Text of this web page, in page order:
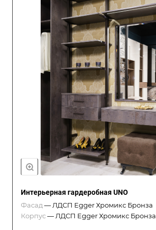
Интерьерная гардеробная UNO
Фасад — ЛДСП Egger Хромикс Бронза
Корпус— ЛДСП Egger Хромикс Бронза